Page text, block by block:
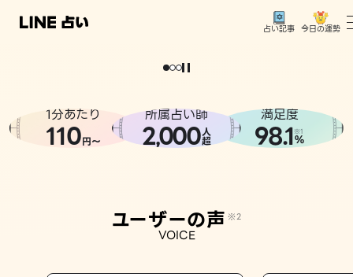
占い記事 今日の運勢
相談事例
どうせなら
。
1分あたり
110円〜
所属占い師
2,000人
超
満足度
98.1※1
%
ユーザーの声 ※2
VOICE